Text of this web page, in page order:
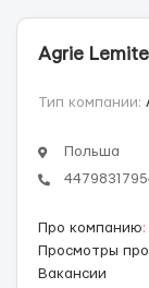
Agrie
Тип компании:
Польша
Про компанию:
Просмотры
Вакансии